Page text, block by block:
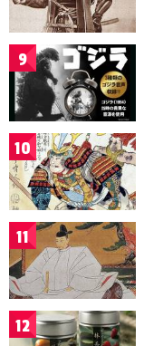
9
10
11
12